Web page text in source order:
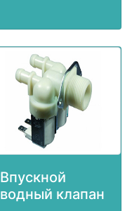
Впускной
водный клапан